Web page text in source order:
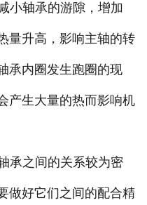
轴承的游隙，增加
量升高，影响主轴的转
承内圈发生跑圈的现
产生大量的热而影响机
之间的关系较为密
做好它们之间的配合精